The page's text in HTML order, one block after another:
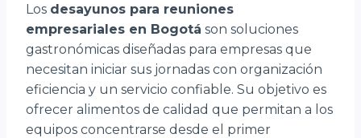
Los desayunos para reuniones
empresariales en Bogotá son soluciones
gastronómicas diseñadas para empresas que
necesitan iniciar sus jornadas con organización
eficiencia y un servicio confiable. Su objetivo es
ofrecer alimentos de calidad que permitan a los
equipos concentrarse desde el primer